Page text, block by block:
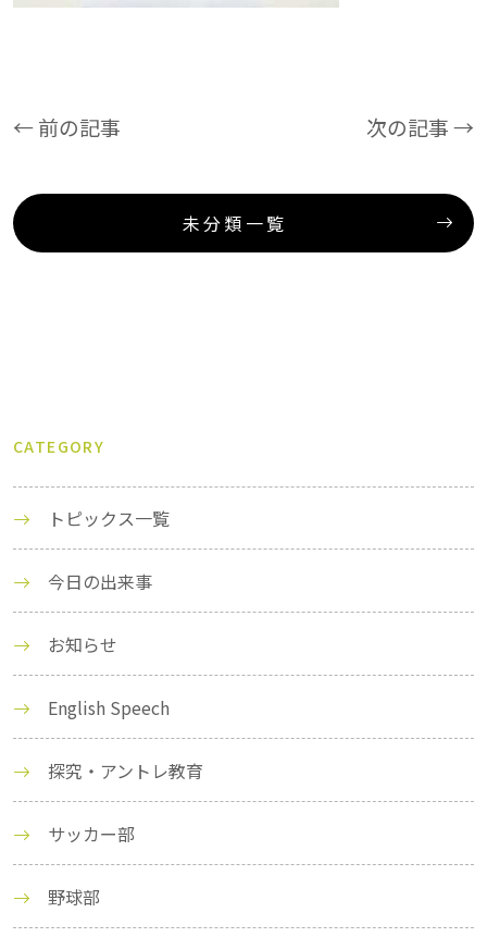
← 前の記事 次の記事 →
未分類一覧
CATEGORY
トピックス一覧
今日の出来事
お知らせ
English Speech
探究・アントレ教育
サッカー部
野球部